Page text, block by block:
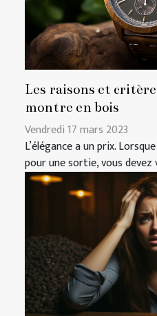
Les raisons et
montre en bois
Vendredi 17 mars 2023
L’élégance a un prix.
pour une sortie, vous devez